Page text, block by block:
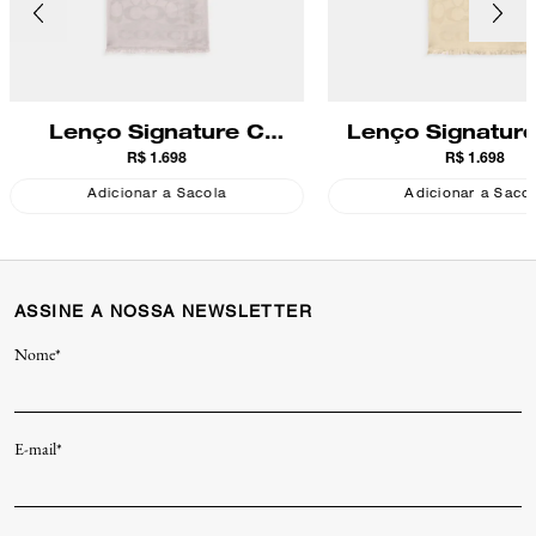
Lenço Signature C
Coach
R$ 1.698
Adicionar a Sacola
Lenço
Coach
R$ 1.698
Adicionar a
ASSINE A NOSSA NEWSLETTER
Nome*
E-mail*